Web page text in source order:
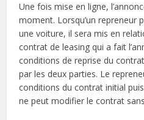
Une fois mise en ligne,
moment. Lorsqu’un repreneur
une voiture, il sera mis en
contrat de leasing qui a fait
conditions de reprise du
par les deux parties. Le
conditions du contrat initial
ne peut modifier le contrat